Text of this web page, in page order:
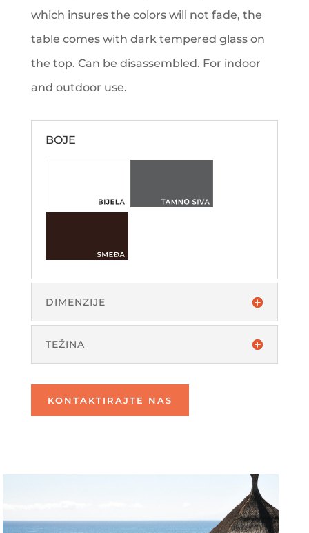
which insures the colors will not fade, the
table comes with dark tempered glass on
the top. Can be disassembled. For indoor
and outdoor use.
BOJE
DIMENZIJE
TEŽINA
KONTAKTIRAJTE NAS